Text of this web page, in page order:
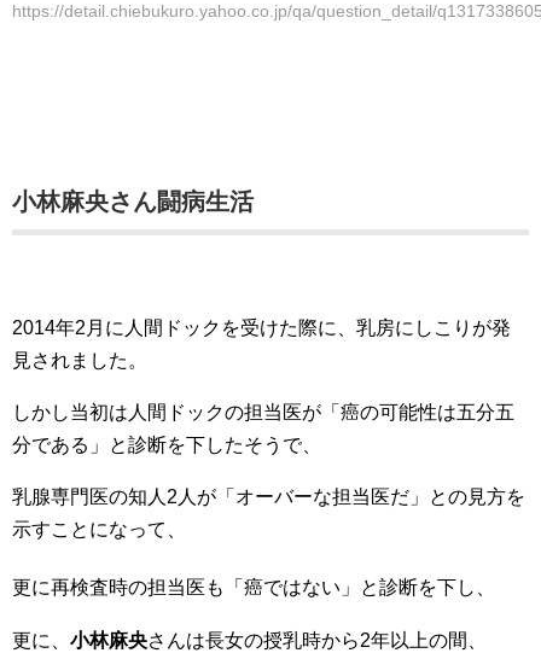
https://detail.chiebukuro.yahoo.co.jp/qa/question_detail/
小林麻央さん闘病生活
2014年2月に人間ドックを受けた際に、乳房にしこりが発
見されました。
しかし当初は人間ドックの担当医が「癌の可能性は五分五
分である」と診断を下したそうで、
乳腺専門医の知人2人が「オーバーな担当医だ」との見方を
示すことになって、
更に再検査時の担当医も「癌ではない」と診断を下し 、
更に、 小林麻央さんは長女の授乳時から2年以上の間、